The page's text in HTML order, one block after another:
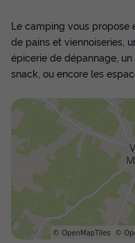
Le camping vous propose
de pains et viennoiseries,
épicerie de dépannage,
snack, ou encore les